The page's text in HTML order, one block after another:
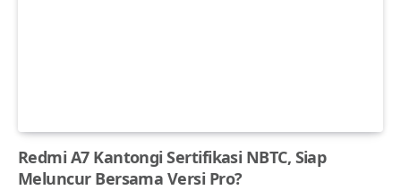
Redmi A7 Kantongi Sertifikasi NBTC, Siap
Meluncur Bersama Versi Pro?